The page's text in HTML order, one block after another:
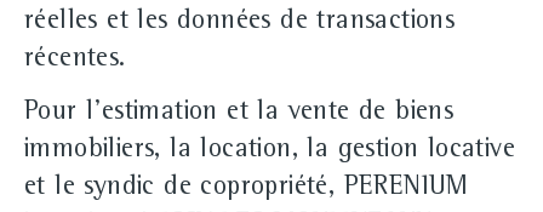
réelles et les données de transactions
récentes.
Pour l'estimation et la vente de biens
immobiliers, la location, la gestion locative
et le syndic de copropriété, PERENIUM